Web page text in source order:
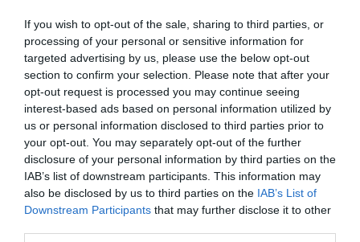
If you wish to opt-out of the sale, sharing to third parties, or
processing of your personal or sensitive information for
targeted advertising by us, please use the below opt-out
section to confirm your selection. Please note that after your
opt-out request is processed you may continue seeing
interest-based ads based on personal information utilized by
us or personal information disclosed to third parties prior to
your opt-out. You may separately opt-out of the further
disclosure of your personal information by third parties on the
IAB’s list of downstream participants. This information may
also be disclosed by us to third parties on the IAB’s List of
Downstream Participants that may further disclose it to other
Guardar o meu nome, email e site neste navegador
para a próxima vez que eu comentar.
Sim, adicione-me à mailing list da Newsletter MHD